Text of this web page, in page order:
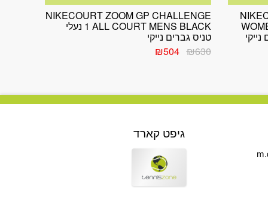
NIKECOURT ZOOM GP CHALLENGE
1 ALL COURT MENS BLACK נעלי
טניס גברים נייקי
₪630 המחיר
₪504
גיפט קארד